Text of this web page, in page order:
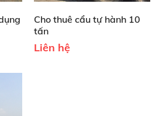
Cho thuê cẩu tự hành 10
tấn
Liên hệ